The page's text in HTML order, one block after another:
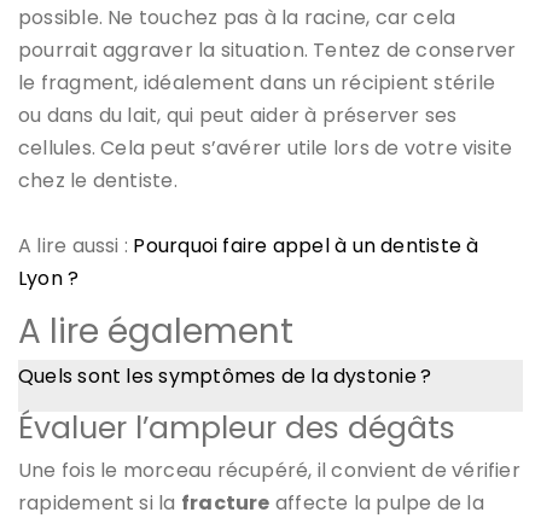
possible. Ne touchez pas à la racine, car cela
pourrait aggraver la situation. Tentez de conserver
le fragment, idéalement dans un récipient stérile
ou dans du lait, qui peut aider à préserver ses
cellules. Cela peut s’avérer utile lors de votre visite
chez le dentiste.
A lire aussi : Pourquoi faire appel à un dentiste à
Lyon ?
A lire également
Quels sont les symptômes de la dystonie ?
Évaluer l’ampleur des dégâts
Une fois le morceau récupéré, il convient de vérifier
rapidement si la fracture affecte la pulpe de la